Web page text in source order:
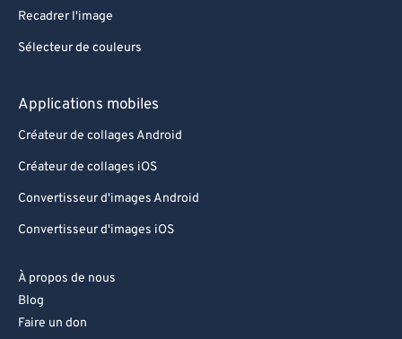
Recadrer l'image
Sélecteur de couleurs
Applications mobiles
Créateur de collages Android
Créateur de collages iOS
Convertisseur d'images Android
Convertisseur d'images iOS
À propos de nous
Blog
Faire un don